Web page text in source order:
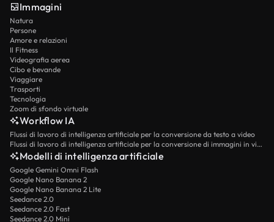
Immagini
Natura
Persone
Amore e relazioni
Il Fitness
Videografia aerea
Cibo e bevande
Viaggiare
Trasporti
Tecnologia
Zoom di sfondo virtuale
Workflow IA
Flussi di lavoro di intelligenza artificiale per la conversione da testo a video
Flussi di lavoro di intelligenza artificiale per la conversione di immagini in video
Modelli di intelligenza artificiale
Google Gemini Omni Flash
Google Nano Banana 2
Google Nano Banana 2 Lite
Seedance 2.0
Seedance 2.0 Fast
Seedance 2.0 Mini